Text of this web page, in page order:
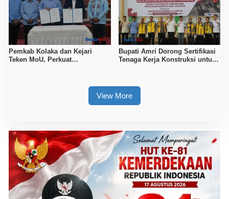
Pemkab Kolaka dan Kejari
Teken MoU, Perkuat
Bupati Amri Dorong Sertifikasi
Tenaga Kerja Konstruksi untuk
View More